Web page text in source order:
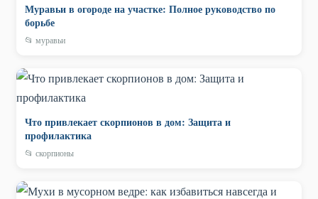
Муравьи в огороде на участке: Полное руководство по
борьбе
📂 муравьи
Что привлекает скорпионов в дом: Защита и
профилактика
📂 скорпионы